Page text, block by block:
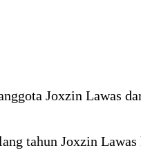
Joxzin Lawas
tahun Joxzin